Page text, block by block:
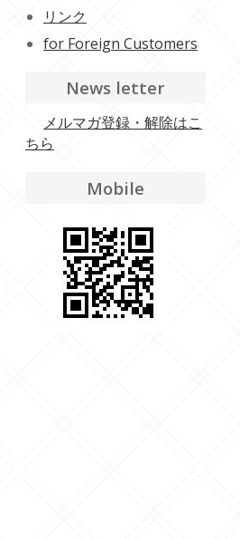
リンク
for Foreign Customers
News letter
メルマガ登録・解除はこ
ちら
Mobile